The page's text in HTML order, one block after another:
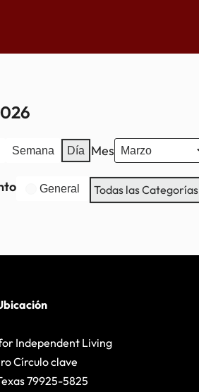
Semana Día Mes
General Todas las Categorías
Independent Living
Círculo clave
79925-5825